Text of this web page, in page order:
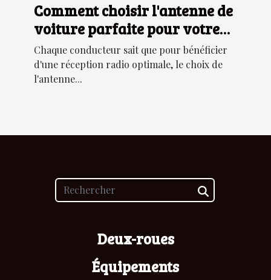
Comment choisir l'antenne de
voiture parfaite pour votre
modèle ?
Chaque conducteur sait que pour bénéficier
d'une réception radio optimale, le choix de
l'antenne...
Deux-roues
Équipements